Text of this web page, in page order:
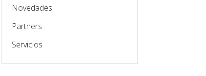
Novedades
Partners
Servicios